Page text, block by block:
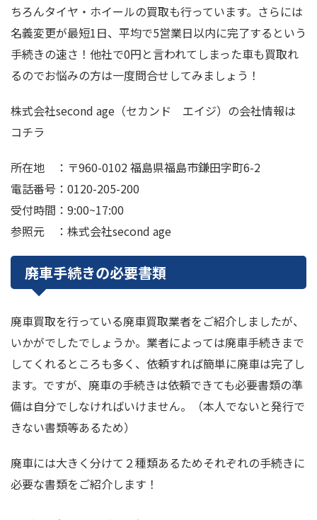
ちろんタイヤ・ホイールの買取も行っています。さらには
名義変更が最短1日、平均で5営業日以内に完了するという
手続きの速さ！他社で0円と言われてしまった車も買取れ
るのでお悩みの方は一度問合せしてみましょう！
株式会社second age（セカンド エイジ）の会社情報は
コチラ
所在地 ：〒960-0102 福島県福島市鎌田字町6-2
電話番号：0120-205-200
受付時間：9:00~17:00
参照元 ：株式会社second age
廃車手続きの必要書類
廃車買取を行っている廃車買取業者をご紹介しましたが、
いかがでしたでしょうか。業者によっては廃車手続きまで
してくれるところも多く、依頼すれば簡単に廃車は完了し
ます。ですが、廃車の手続きは依頼できても必要書類の準
備は自分でしなければいけません。（本人でないと発行で
きない書類等あるため）
廃車には大きく分けて２種類あるためそれぞれの手続きに
必要な書類をご紹介します！